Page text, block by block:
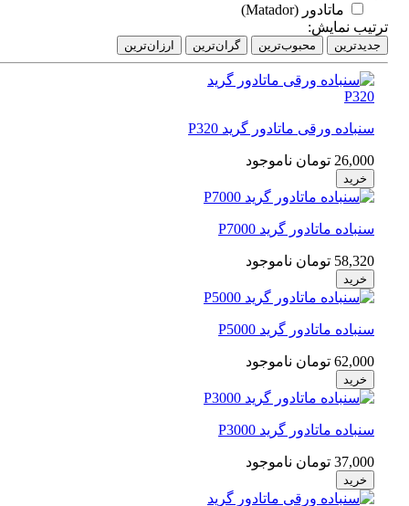
ماتادور (Matador)
نمایش:
محبوب‌ترین گران‌ترین ارزان‌ترین
سنباده ورقی ماتادور گرید P320
26,000 تومان ناموجود
سنباده ماتادور گرید P7000
58,320 تومان ناموجود
سنباده ماتادور گرید P5000
62,000 تومان ناموجود
سنباده ماتادور گرید P3000
37,000 تومان ناموجود